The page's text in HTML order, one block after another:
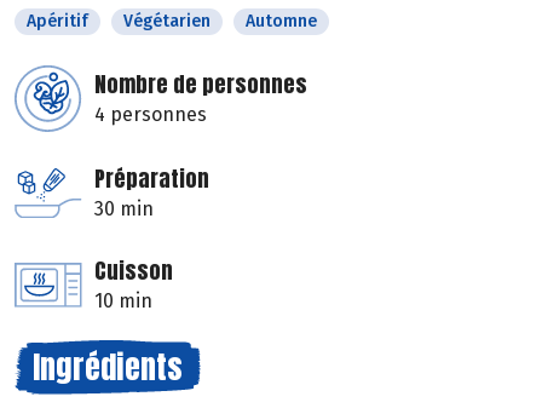
Apéritif Végétarien Automne
Nombre de personnes
4 personnes
Préparation
30 min
Cuisson
10 min
Ingrédients